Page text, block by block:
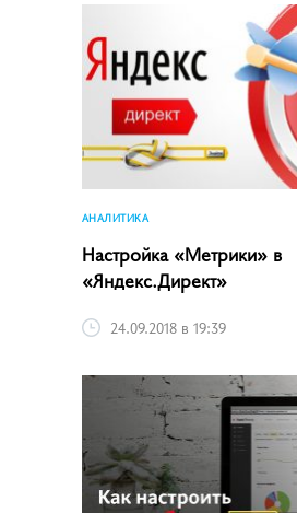
АНАЛИТИКА
Настройка «Метрики» в
«Яндекс.Директ»
24.09.2018 в 19:39